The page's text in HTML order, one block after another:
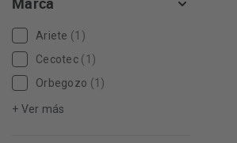
Ariete (1)
Cecotec (1)
Orbegozo (1)
+ Ver más